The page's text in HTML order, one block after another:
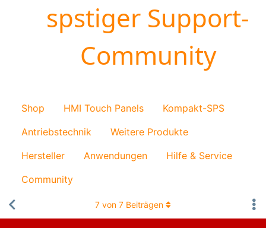
spstiger Support-
Community
Shop HMI Touch Panels
Kompakt-SPS
Antriebstechnik
Weitere Produkte
Hersteller
Anwendungen
Hilfe & Service
Community
7 von 7 Beiträgen